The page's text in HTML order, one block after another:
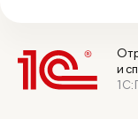
и